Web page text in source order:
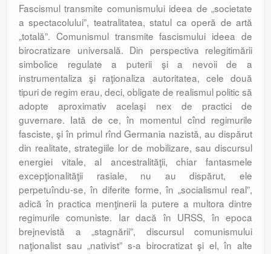
Fascismul transmite comunismului ideea de „societate
a spectacolului”, teatralitatea, statul ca operă de artă
„totală”. Comunismul transmite fascismului ideea de
birocratizare universală. Din perspectiva relegitimării
simbolice regulate a puterii şi a nevoii de a
instrumentaliza şi raţionaliza autoritatea, cele două
tipuri de regim erau, deci, obligate de realismul politic să
adopte aproximativ acelaşi nex de practici de
guvernare. Iată de ce, în momentul cînd regimurile
fasciste, şi în primul rînd Germania nazistă, au dispărut
din realitate, strategiile lor de mobilizare, sau discursul
energiei vitale, al ancestralităţii, chiar fantasmele
excepţionalităţii rasiale, nu au dispărut, ele
perpetuîndu-se, în diferite forme, în „socialismul real”,
adică în practica menţinerii la putere a multora dintre
regimurile comuniste. Iar dacă în URSS, în epoca
brejnevistă a „stagnării”, discursul comunismului
naţionalist sau „nativist” s-a birocratizat şi el, în alte